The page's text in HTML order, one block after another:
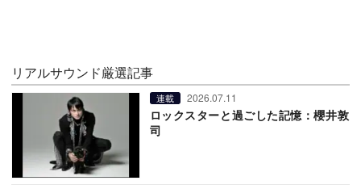
リアルサウンド厳選記事
連載 2026.07.11
ロックスターと過ごした記憶：櫻井敦
司